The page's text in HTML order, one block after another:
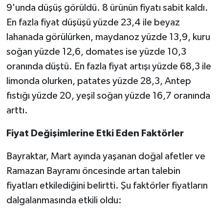
9'unda düşüş görüldü. 8 ürünün fiyatı sabit kaldı.
En fazla fiyat düşüşü yüzde 23,4 ile beyaz
lahanada görülürken, maydanoz yüzde 13,9, kuru
soğan yüzde 12,6, domates ise yüzde 10,3
oranında düştü. En fazla fiyat artışı yüzde 68,3 ile
limonda olurken, patates yüzde 28,3, Antep
fıstığı yüzde 20, yeşil soğan yüzde 16,7 oranında
arttı.
Fiyat Değişimlerine Etki Eden Faktörler
Bayraktar, Mart ayında yaşanan doğal afetler ve
Ramazan Bayramı öncesinde artan talebin
fiyatları etkilediğini belirtti. Şu faktörler fiyatların
dalgalanmasında etkili oldu: